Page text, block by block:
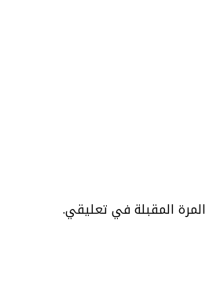
المقبلة في تعليقي.